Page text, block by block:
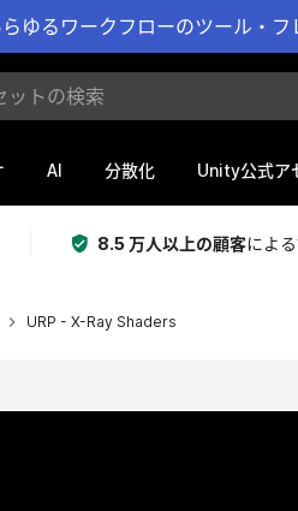
ゆるワークフローのツール・
検索
AI 分散化 Unity公式ア
8.5 万人以上の顧客によ
URP - X-Ray Shaders